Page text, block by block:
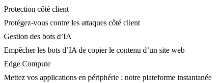
Protection côté client
Protégez-vous contre les attaques côté client
Gestion des bots d’IA
Empêcher les bots d’IA de copier le contenu d’un site web
Edge Compute
Mettez vos applications en périphérie : notre plateforme instantanée